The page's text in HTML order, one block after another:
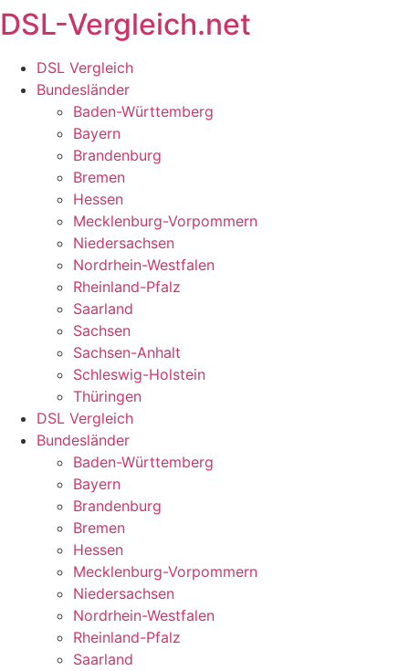
Zum
Inhalt
springen
DSL-Vergleich.net
DSL Vergleich
Bundesländer
Baden-Württemberg
Bayern
Brandenburg
Bremen
Hessen
Mecklenburg-Vorpommern
Niedersachsen
Nordrhein-Westfalen
Rheinland-Pfalz
Saarland
Sachsen
Sachsen-Anhalt
Schleswig-Holstein
Thüringen
DSL Vergleich
Bundesländer
Baden-Württemberg
Bayern
Brandenburg
Bremen
Hessen
Mecklenburg-Vorpommern
Niedersachsen
Nordrhein-Westfalen
Rheinland-Pfalz
Saarland